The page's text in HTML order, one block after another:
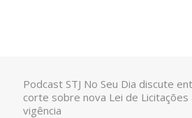
Podcast STJ No Seu Dia discute
corte sobre nova Lei de Licitações
vigência